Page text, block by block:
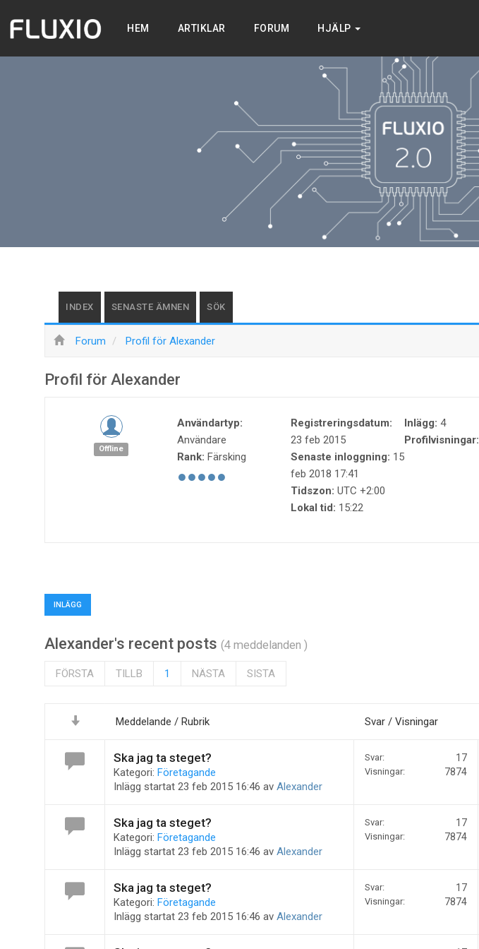
HEM ARTIKLAR FORUM HJÄLP
INDEX SENASTE ÄMNEN SÖK
Forum Profil för Alexander
Profil för Alexander
Offline
Användartyp:
Användare
Rank: Färsking
Registreringsdatum:
23 feb 2015
Senaste inloggning: 15
feb 2018 17:41
Tidszon: UTC +2:00
Lokal tid: 15:22
Inlägg:4
Profilvisningar:
INLÄGG
Alexander's recent posts(4 meddelanden )
FÖRSTA TILLB 1 NÄSTA SISTA
Meddelande / Rubrik Svar / Visningar
Ska jag ta steget?
Kategori: Företagande
Inlägg startat 23 feb 2015 16:46 avAlexander
Svar: 17
Visningar: 7874
Ska jag ta steget?
Kategori: Företagande
Inlägg startat 23 feb 2015 16:46 avAlexander
Svar: 17
Visningar: 7874
Ska jag ta steget?
Kategori: Företagande
Inlägg startat 23 feb 2015 16:46 avAlexander
Svar: 17
Visningar: 7874